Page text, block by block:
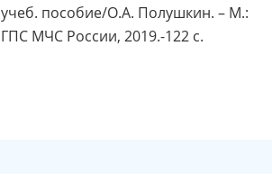
пособие/О.А. Полушкин. – М.:
МЧС России, 2019.-122 с.